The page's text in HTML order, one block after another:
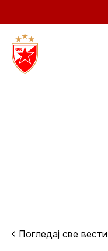
Погледај све вести